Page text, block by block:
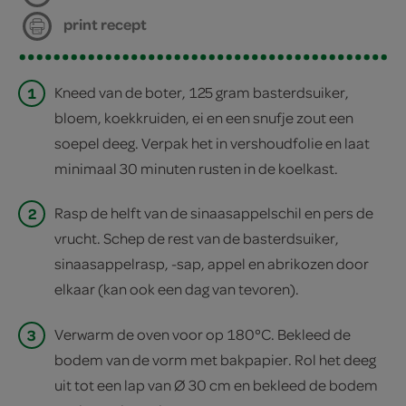
print recept
1
Kneed van de boter, 125 gram basterdsuiker,
bloem, koekkruiden, ei en een snufje zout een
soepel deeg. Verpak het in vershoudfolie en laat
minimaal 30 minuten rusten in de koelkast.
2
Rasp de helft van de sinaasappelschil en pers de
vrucht. Schep de rest van de basterdsuiker,
sinaasappelrasp, -sap, appel en abrikozen door
elkaar (kan ook een dag van tevoren).
3
Verwarm de oven voor op 180°C. Bekleed de
bodem van de vorm met bakpapier. Rol het deeg
uit tot een lap van Ø 30 cm en bekleed de bodem